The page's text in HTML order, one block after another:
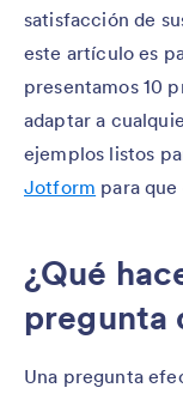
satisfacción de
este artículo es
presentamos 10
adaptar a
ejemplos listos
Jotform para
¿Qué
pregunta
Una pregunta